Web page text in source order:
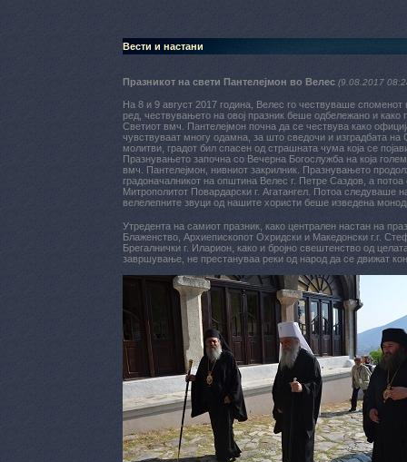
Вести и настани
Празникот на свети Пантелејмон во Велес (9.08.2017
На 8 и 9 август 2017 година, Велес го чествуваше
ред, чествувањето на овој празник беше одбележано и како
Светиот вмч. Пантелејмон почна да се чествува како
чувствуваат многу одамна, за што сведочи и изградбата
молитви, градот бил спасен од страшната чума која се
Празнувањето започна со Вечерна Богослужба на која
вмч. Пантелејмон, нивниот закрилник. Празнувањето
градоначалникот на општина Велес г. Петре Саздов, а
Митрополитот Повардарски г. Агатангел. Потоа следуваше
велелепните звуци од нашите хористи беше изведена
Утредента на самиот празник, како централен настан на
Блаженство, Архиепископот Охридски и Македонски г.г.
Брегалнички г. Иларион, како и бројно свештенство од
завршување, не престануваа реки од народ да се движат